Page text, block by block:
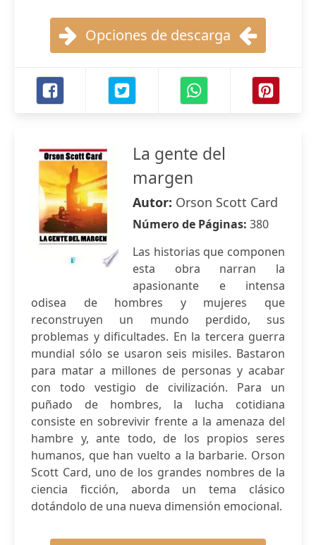
Opciones de descarga
La gente del
margen
Autor: Orson Scott Card
Número de Páginas: 380
Las historias que componen
esta obra narran la
apasionante e intensa
odisea de hombres y mujeres que
reconstruyen un mundo perdido, sus
problemas y dificultades. En la tercera guerra
mundial sólo se usaron seis misiles. Bastaron
para matar a millones de personas y acabar
con todo vestigio de civilización. Para un
puñado de hombres, la lucha cotidiana
consiste en sobrevivir frente a la amenaza del
hambre y, ante todo, de los propios seres
humanos, que han vuelto a la barbarie. Orson
Scott Card, uno de los grandes nombres de la
ciencia ficción, aborda un tema clásico
dotándolo de una nueva dimensión emocional.